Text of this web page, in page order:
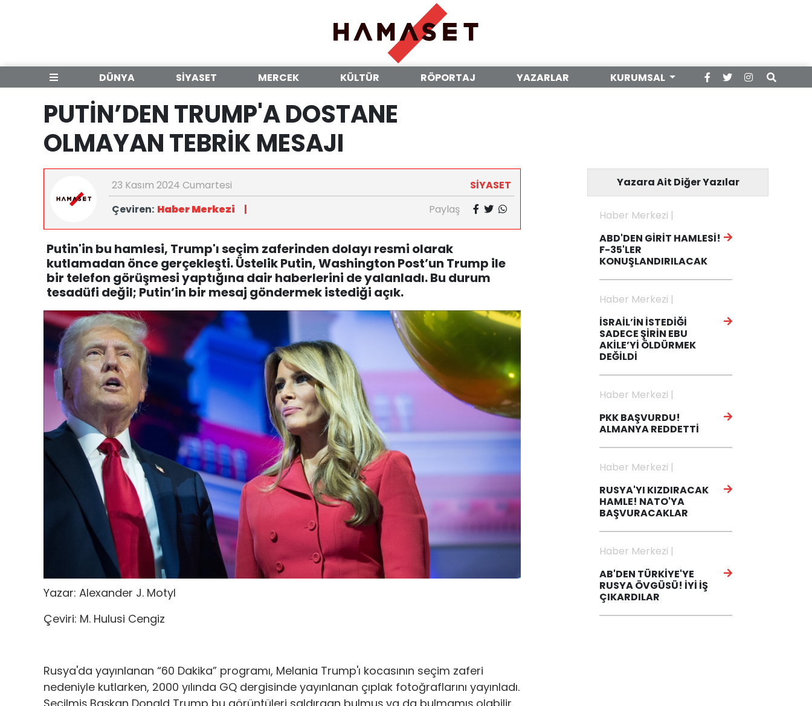
DÜNYA SİYASET MERCEK KÜLTÜR RÖPORTAJ YAZARLAR KURUMSAL
PUTİN’DEN TRUMP'A DOSTANE
OLMAYAN TEBRİK MESAJI
23 Kasım 2024 Cumartesi
SİYASET
Çeviren: Haber Merkezi | Paylaş
Putin'in bu hamlesi, Trump'ı seçim zaferinden dolayı resmi olarak
kutlamadan önce gerçekleşti. Üstelik Putin, Washington Post’un Trump ile
bir telefon görüşmesi yaptığına dair haberlerini de yalanladı. Bu durum
tesadüfi değil; Putin’in bir mesaj göndermek istediği açık.
Yazar: Alexander J. Motyl
Çeviri: M. Hulusi Cengiz
Rusya'da yayınlanan “60 Dakika” programı, Melania Trump'ı kocasının seçim zaferi
nedeniyle kutlarken, 2000 yılında GQ dergisinde yayınlanan çıplak fotoğraflarını yayınladı.
Yazara Ait Diğer Yazılar
Haber Merkezi |
ABD'DEN GİRİT HAMLESİ!
F-35'LER
KONUŞLANDIRILACAK
Haber Merkezi |
İSRAİL’İN İSTEDİĞİ
SADECE ŞİRİN EBU
AKİLE’Yİ ÖLDÜRMEK
DEĞİLDİ
Haber Merkezi |
PKK BAŞVURDU!
ALMANYA REDDETTİ
Haber Merkezi |
RUSYA'YI KIZDIRACAK
HAMLE! NATO'YA
BAŞVURACAKLAR
Haber Merkezi |
AB'DEN TÜRKİYE'YE
RUSYA ÖVGÜSÜ! İYİ İŞ
ÇIKARDILAR